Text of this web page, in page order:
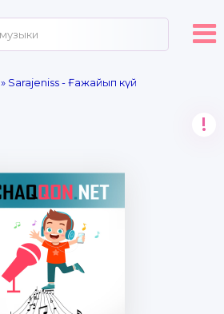
» Sarajeniss - Ғажайып күй
!